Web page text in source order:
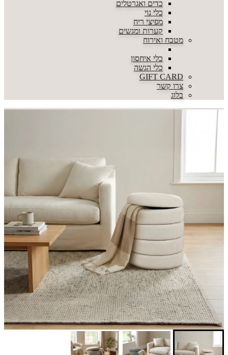
כדים ואגרטלים
כלי נוי
מפיצי ריח
קערות ומגשים
מטבח ואירוח
כלי איחסון
כלי הגשה
GIFT CARD
צרו קשר
בלוג